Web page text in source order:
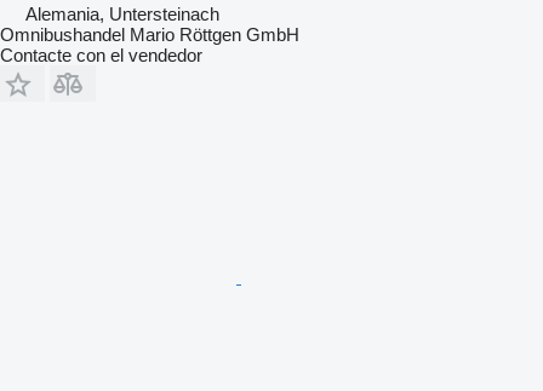
Alemania, Untersteinach
Omnibushandel Mario Röttgen GmbH
Contacte con el vendedor